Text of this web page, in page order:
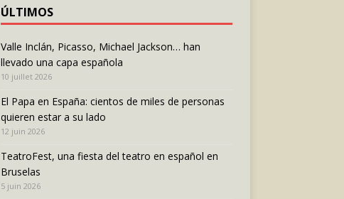
ÚLTIMOS
Valle Inclán, Picasso, Michael Jackson… han
llevado una capa española
10 juillet 2026
El Papa en España: cientos de miles de personas
quieren estar a su lado
12 juin 2026
TeatroFest, una fiesta del teatro en español en
Bruselas
5 juin 2026